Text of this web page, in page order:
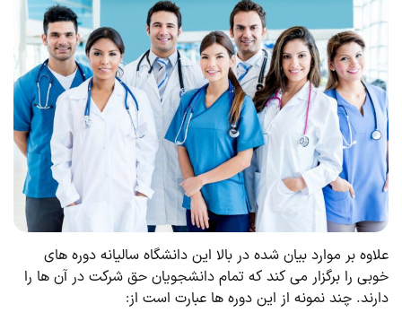
علاوه بر موارد بیان شده در بالا این دانشگاه سالیانه دوره های
خوبی را برگزار می کند که تمام دانشجویان حق شرکت در آن ها را
دارند. چند نمونه از این دوره ها عبارت است از: